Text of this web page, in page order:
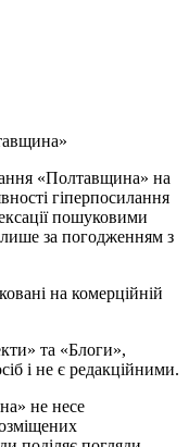
«Полтавщина» на
гіперпосилання
пошуковими
за погодженням з
на комерційній
та «Блоги»,
і не є редакційними.
не несе